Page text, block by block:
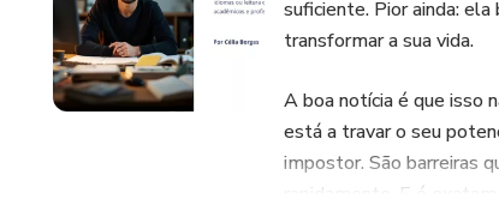
suficiente. Pior ainda:
transformar a sua vida.
A boa notícia é que isso
está a travar o seu
impostor. São barreiras
rapidamente. E é